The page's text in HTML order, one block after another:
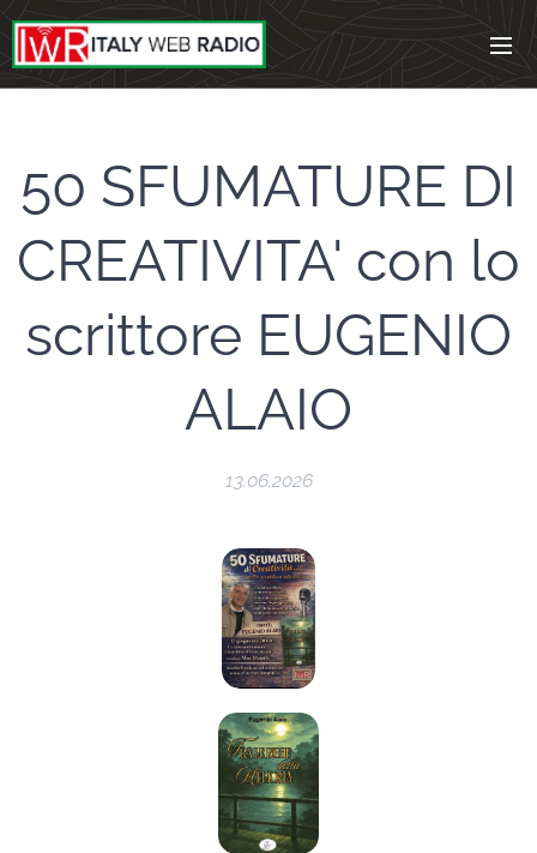
50 SFUMATURE DI
CREATIVITA' con lo
scrittore EUGENIO
ALAIO
13.06.2026